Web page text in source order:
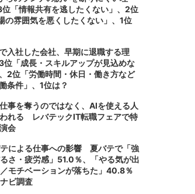
「情報共有を逃したくない」、2位
の雰囲気を悪くしたくない」、1位
入社した会社、早期に退職する理
「成長・スキルアップが見込めな
2位「労働時間・休日・働き方など
条件」、1位は？
事を奪うのではなく、AIを使える人
れる レバテックIT転職フェアで特
会
による仕事への影響 夏バテで「強
さ・疲労感」51.0％、「やる気が出
モチベーションが落ちた」40.8％
ビ調査